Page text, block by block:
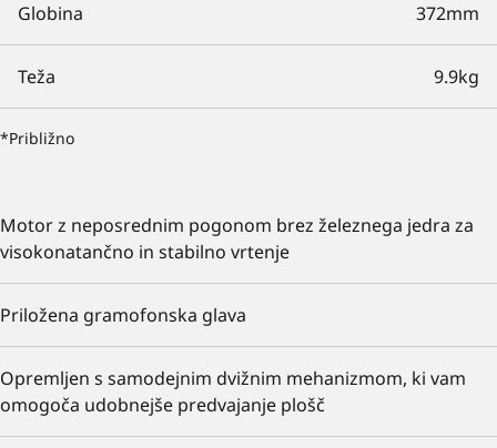
Globina 372mm
Teža 9.9kg
*Približno
Motor z neposrednim pogonom brez železnega jedra za
visokonatančno in stabilno vrtenje
Priložena gramofonska glava
Opremljen s samodejnim dvižnim mehanizmom, ki vam
omogoča udobnejše predvajanje plošč